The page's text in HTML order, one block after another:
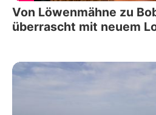
Von Löwenmähne zu
überrascht mit neuem